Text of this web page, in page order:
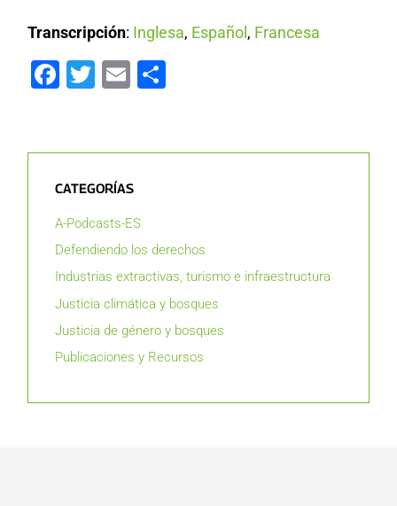
Transcripción: Inglesa, Español, Francesa
Facebook
Twitter
Email
CATEGORÍAS
A-Podcasts-ES
Defendiendo los derechos
Industrias extractivas, turismo e infraestructura
Justicia climática y bosques
Justicia de género y bosques
Publicaciones y Recursos